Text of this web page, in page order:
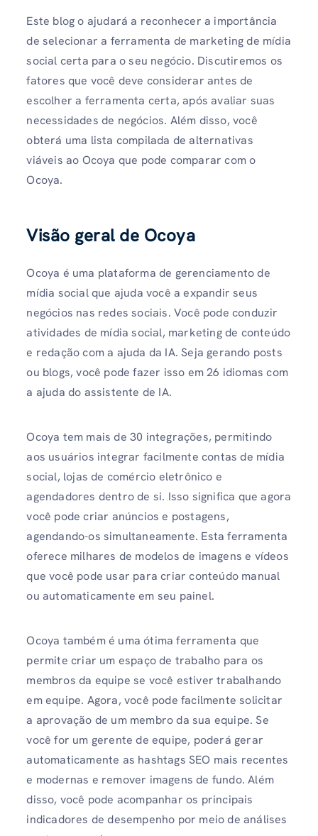
Este blog o ajudará a reconhecer a importância
de selecionar a ferramenta de marketing de mídia
social certa para o seu negócio. Discutiremos os
fatores que você deve considerar antes de
escolher a ferramenta certa, após avaliar suas
necessidades de negócios. Além disso, você
obterá uma lista compilada de alternativas
viáveis ​​​​ao Ocoya que pode comparar com o
Ocoya.
Visão geral de Ocoya
Ocoya é uma plataforma de gerenciamento de
mídia social que ajuda você a expandir seus
negócios nas redes sociais. Você pode conduzir
atividades de mídia social, marketing de conteúdo
e redação com a ajuda da IA. Seja gerando posts
ou blogs, você pode fazer isso em 26 idiomas com
a ajuda do assistente de IA.
Ocoya tem mais de 30 integrações, permitindo
aos usuários integrar facilmente contas de mídia
social, lojas de comércio eletrônico e
agendadores dentro de si. Isso significa que agora
você pode criar anúncios e postagens,
agendando-os simultaneamente. Esta ferramenta
oferece milhares de modelos de imagens e vídeos
que você pode usar para criar conteúdo manual
ou automaticamente em seu painel.
Ocoya também é uma ótima ferramenta que
permite criar um espaço de trabalho para os
membros da equipe se você estiver trabalhando
em equipe. Agora, você pode facilmente solicitar
a aprovação de um membro da sua equipe. Se
você for um gerente de equipe, poderá gerar
automaticamente as hashtags SEO mais recentes
e modernas e remover imagens de fundo. Além
disso, você pode acompanhar os principais
indicadores de desempenho por meio de análises